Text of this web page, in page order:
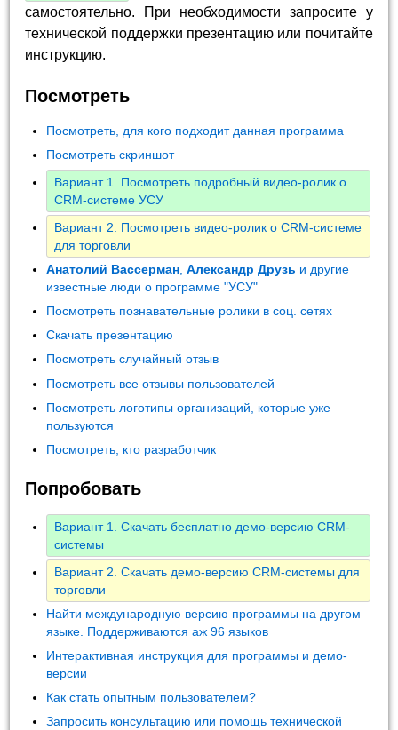
самостоятельно. При необходимости запросите у
технической поддержки презентацию или почитайте
инструкцию.
Посмотреть
Посмотреть, для кого подходит данная программа
Посмотреть скриншот
Вариант 1. Посмотреть подробный видео-ролик о
CRM-системе УСУ
Вариант 2. Посмотреть видео-ролик о CRM-системе
для торговли
Анатолий Вассерман ,Александр Друзь и другие
известные люди о программе "УСУ"
Посмотреть познавательные ролики в соц. сетях
Скачать презентацию
Посмотреть случайный отзыв
Посмотреть все отзывы пользователей
Посмотреть логотипы организаций, которые уже
пользуются
Посмотреть, кто разработчик
Попробовать
Вариант 1. Скачать бесплатно демо-версию CRM-
системы
Вариант 2. Скачать демо-версию CRM-системы для
торговли
Найти международную версию программы на другом
языке. Поддерживаются аж 96 языков
Интерактивная инструкция для программы и демо-
версии
Как стать опытным пользователем?
Запросить консультацию или помощь технической